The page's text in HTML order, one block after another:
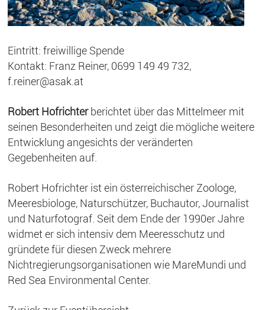
Eintritt: freiwillige Spende
Kontakt: Franz Reiner, 0699 149 49 732,
f.reiner@asak.at
Robert Hofrichterberichtet über das Mittelmeer mit
seinen Besonderheiten und zeigt die mögliche weitere
Entwicklung angesichts der veränderten
Gegebenheiten auf.
Robert Hofrichter ist ein österreichischer Zoologe,
Meeresbiologe, Naturschützer, Buchautor, Journalist
und Naturfotograf. Seit dem Ende der 1990er Jahre
widmet er sich intensiv dem Meeresschutz und
gründete für diesen Zweck mehrere
Nichtregierungsorganisationen wie MareMundi und
Red Sea Environmental Center.